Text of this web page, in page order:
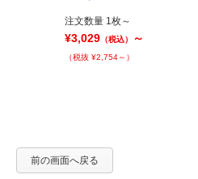
注文数量 1枚～
¥3,029 （税込） ～
（税抜 ¥2,754～）
前の画面へ戻る